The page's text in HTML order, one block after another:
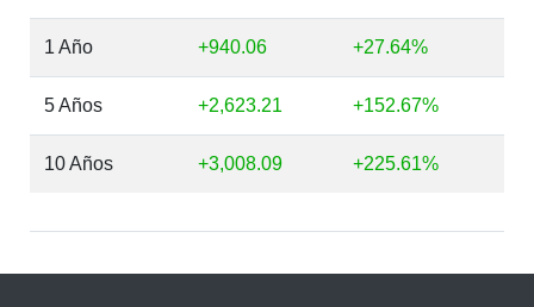
1 Año +940.06 +27.64%
5 Años +2,623.21 +152.67%
10 Años +3,008.09 +225.61%